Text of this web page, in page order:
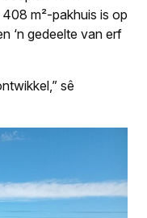
m²-pakhuis is op
‘n gedeelte van erf
sê